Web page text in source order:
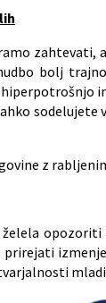
zahtevati,
bolj
sodelujete
z
opozoriti